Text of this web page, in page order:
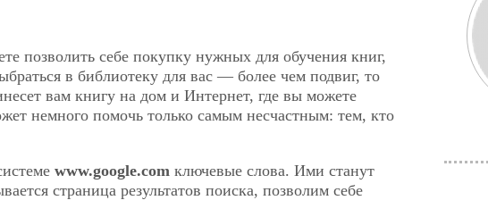
позволить себе покупку нужных для обучения книг,
в библиотеку для вас — более чем подвиг, то
вам книгу на дом и Интернет, где вы можете
немного помочь только самым несчастным: тем, кто
www.google.com ключевые слова. Ими станут
страница результатов поиска, позволим себе